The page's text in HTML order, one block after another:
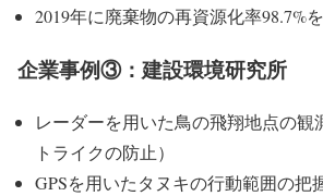
2019年に廃棄物の再資源化率98.7%
企業事例③：建設環境研究所
レーダーを用いた鳥の飛翔地点の観
トライクの防止）
GPSを用いたタヌキの行動範囲の把